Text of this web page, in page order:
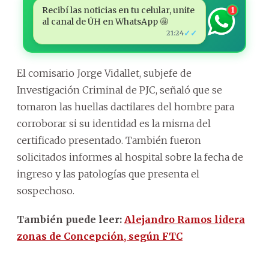
Recibí las noticias en tu celular, unite
al canal de ÚH en WhatsApp 🤩
21:24✓✓
1
El comisario Jorge Vidallet, subjefe de
Investigación Criminal de PJC, señaló que se
tomaron las huellas dactilares del hombre para
corroborar si su identidad es la misma del
certificado presentado. También fueron
solicitados informes al hospital sobre la fecha de
ingreso y las patologías que presenta el
sospechoso.
También puede leer: Alejandro Ramos lidera
zonas de Concepción, según FTC